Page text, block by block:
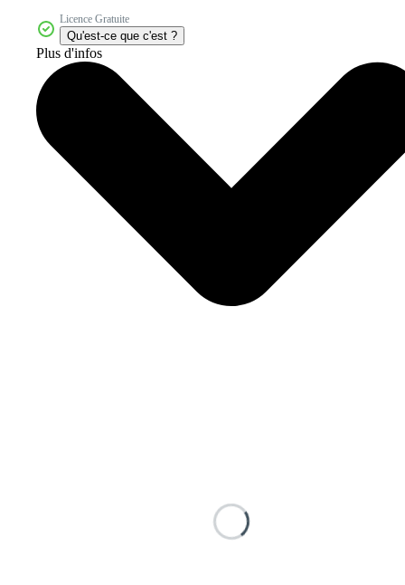
Licence Gratuite
Qu'est-ce que c'est ?
Plus d'infos